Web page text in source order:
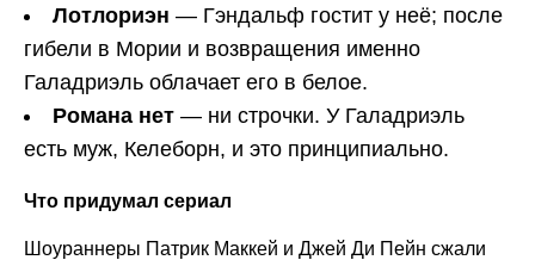
Лотлориэн — Гэндальф гостит у неё; после
гибели в Мории и возвращения именно
Галадриэль облачает его в белое.
Романа нет — ни строчки. У Галадриэль
есть муж, Келеборн, и это принципиально.
Что придумал сериал
Шоураннеры Патрик Маккей и Джей Ди Пейн сжали